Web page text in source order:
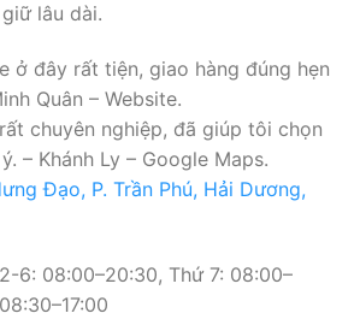
lâu dài.
ở đây rất tiện, giao hàng đúng hẹn
Quân – Website.
chuyên nghiệp, đã giúp tôi chọn
– Khánh Ly – Google Maps.
Đạo, P. Trần Phú, Hải Dương,
6: 08:00–20:30, Thứ 7: 08:00–